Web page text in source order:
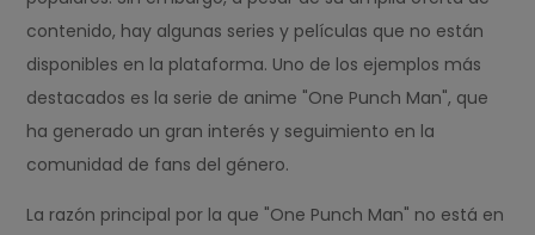
contenido, hay algunas series y películas que no están
disponibles en la plataforma. Uno de los ejemplos más
destacados es la serie de anime "One Punch Man", que
ha generado un gran interés y seguimiento en la
comunidad de fans del género.
La razón principal por la que "One Punch Man" no está en